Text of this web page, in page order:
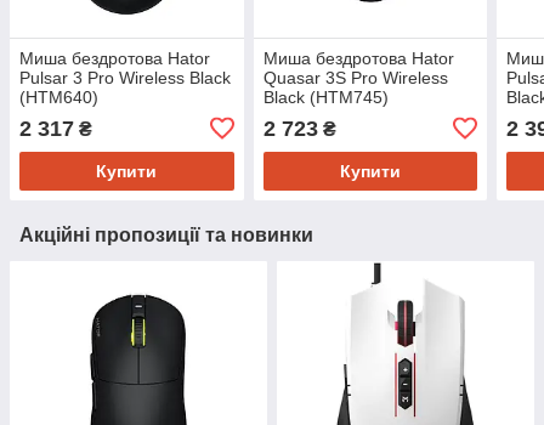
Миша бездротова Hator
Pulsar 3 Pro Wireless Black
(HTM640)
2 317 ₴
Купити
Миша бездротова Hator
Quasar 3S Pro Wireless
Black (HTM745)
2 723₴
Купити
2
Акційні пропозиції та новинки